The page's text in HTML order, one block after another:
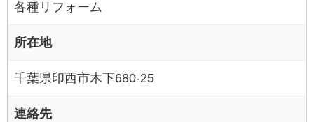
各種リフォーム
所在地
千葉県印西市木下680-25
連絡先